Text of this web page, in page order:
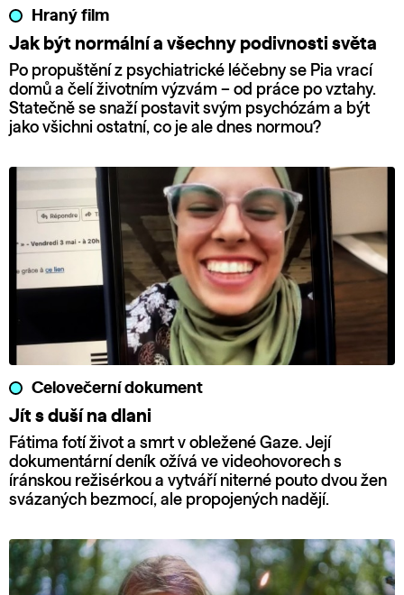
Hraný film
Jak být normální a všechny podivnosti světa
Po propuštění z psychiatrické léčebny se Pia vrací
domů a čelí životním výzvám – od práce po vztahy.
Statečně se snaží postavit svým psychózám a být
jako všichni ostatní, co je ale dnes normou?
Celovečerní dokument
Jít s duší na dlani
Fátima fotí život a smrt v obležené Gaze. Její
dokumentární deník ožívá ve videohovorech s
íránskou režisérkou a vytváří niterné pouto dvou žen
svázaných bezmocí, ale propojených nadějí.